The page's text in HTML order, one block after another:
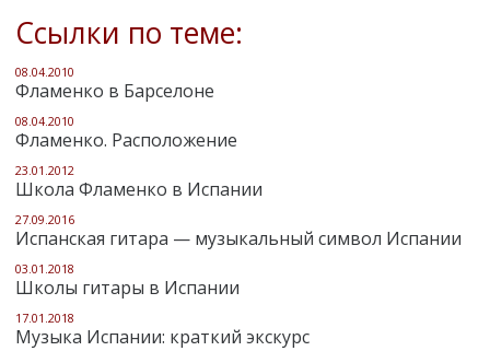
Ссылки по теме:
08.04.2010
Фламенко в Барселоне
08.04.2010
Фламенко. Расположение
23.01.2012
Школа Фламенко в Испании
27.09.2016
Испанская гитара — музыкальный символ Испании
03.01.2018
Школы гитары в Испании
17.01.2018
Музыка Испании: краткий экскурс